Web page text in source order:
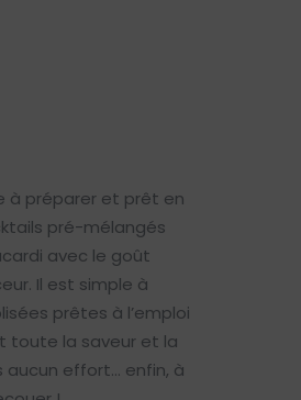
à préparer et prêt en
pré-mélangés
avec le goût
Il est simple à
prêtes à l’emploi
toute la saveur et la
aucun effort… enfin, à